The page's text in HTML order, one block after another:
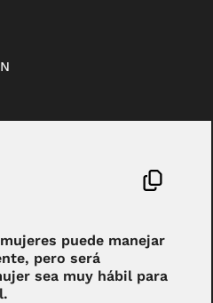
puede manejar
pero será
sea muy hábil para